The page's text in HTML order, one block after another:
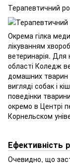
Терапевтичний
Окрема гілка
лікуванням
ветеринарія. Для
області Коледж
домашних тварин
вигляді собак і
поведінки
окремо в Центрі
Корнельском
Ефективність
Очевидно, що